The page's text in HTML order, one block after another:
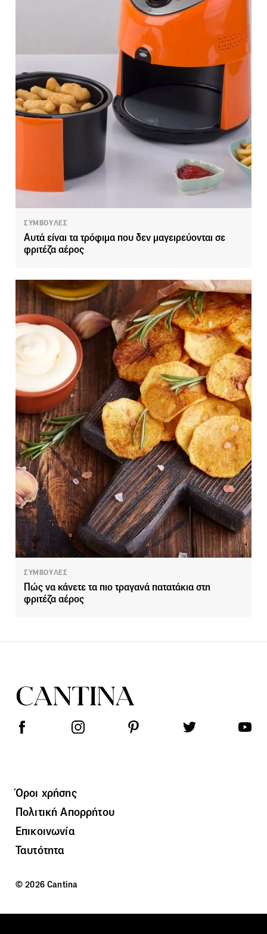
ΣΥΜΒΟΥΛΕΣ
Αυτά είναι τα τρόφιμα που δεν μαγειρεύονται σε
φριτέζα αέρος
ΣΥΜΒΟΥΛΕΣ
Πώς να κάνετε τα πιο τραγανά πατατάκια στη
φριτέζα αέρος
Όροι χρήσης
Πολιτική Απορρήτου
Επικοινωνία
Ταυτότητα
© 2026 Cantina